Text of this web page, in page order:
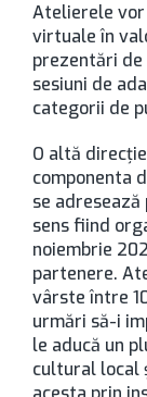
Atelierele
virtuale în
prezentări de
sesiuni de
categorii de
O altă
componenta
se
sens fiind
noiembrie
partenere.
vârste între
urmări să-i
le aducă un
cultural local